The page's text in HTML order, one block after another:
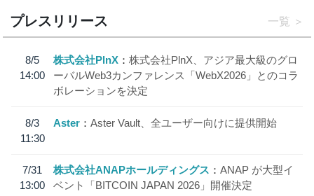
プレスリリース 一覧
8/5
14:00
株式会社PlnX
株式会社PlnX、アジア最大級のグロ
ーバルWeb3カンファレンス「WebX2026」とのコラ
ボレーションを決定
8/3
11:30
Aster Aster Vault、全ユーザー向けに提供開始
7/31
13:00
株式会社ANAPホールディングス
ANAP が大型イ
ベント「BITCOIN JAPAN 2026」開催決定